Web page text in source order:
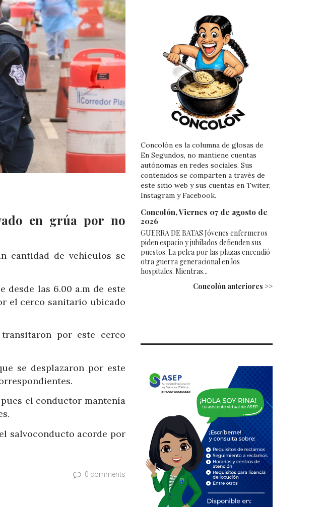
en grúa por no
cantidad de vehículos se
desde las 6.00 a.m de este
el cerco sanitario ubicado
por este cerco
se desplazaron por este
el conductor mantenía
salvoconducto acorde por
0 comments
Concolón es la columna de glosas de
En Segundos, no mantiene cuentas
autónomas en redes sociales. Sus
contenidos se comparten a través de
este sitio web y sus cuentas en Twiter,
Instagram y Facebook.
Concolón, Viernes 07 de agosto de
2026
GUERRA DE BATAS Jóvenes enfermeros
piden espacio y jubilados defienden sus
puestos. La pelea por las plazas encendió
otra guerra generacional en los
hospitales. Mientras...
Concolón anteriores >>